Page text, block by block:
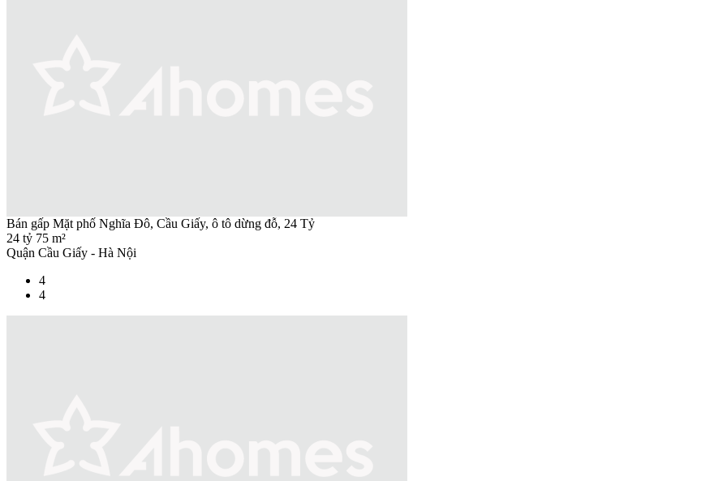
Bán gấp Mặt phố Nghĩa Đô, Cầu Giấy, ô tô dừng đỗ, 24 Tỷ
24 tỷ 75 m²
Quận Cầu Giấy - Hà Nội
4
4